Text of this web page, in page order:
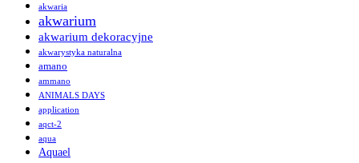
akwaria
akwarium
akwarium dekoracyjne
akwarystyka naturalna
amano
ammano
ANIMALS DAYS
application
aqct-2
aqua
Aquael